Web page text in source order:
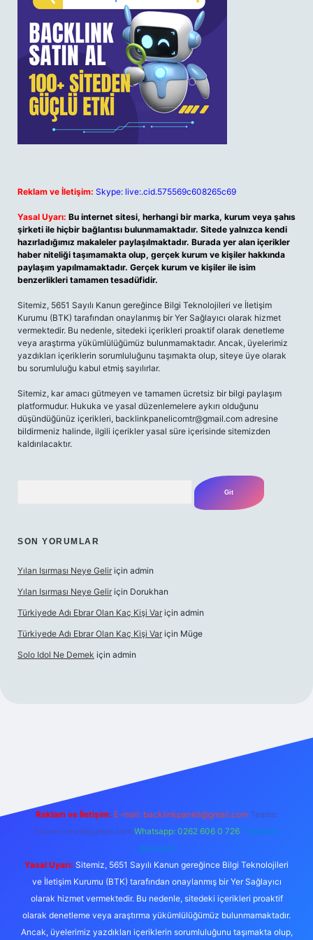
Reklam ve İletişim: Skype: live:.cid.575569c608265c69
Yasal Uyarı: Bu internet sitesi, herhangi bir marka, kurum veya şahıs
şirketi ile hiçbir bağlantısı bulunmamaktadır. Sitede yalnızca kendi
hazırladığımız makaleler paylaşılmaktadır. Burada yer alan içerikler
haber niteliği taşımamakta olup, gerçek kurum ve kişiler hakkında
paylaşım yapılmamaktadır. Gerçek kurum ve kişiler ile isim
benzerlikleri tamamen tesadüfidir.
Sitemiz, 5651 Sayılı Kanun gereğince Bilgi Teknolojileri ve İletişim
Kurumu (BTK) tarafından onaylanmış bir Yer Sağlayıcı olarak hizmet
vermektedir. Bu nedenle, sitedeki içerikleri proaktif olarak denetleme
veya araştırma yükümlülüğümüz bulunmamaktadır. Ancak, üyelerimiz
yazdıkları içeriklerin sorumluluğunu taşımakta olup, siteye üye olarak
bu sorumluluğu kabul etmiş sayılırlar.
Sitemiz, kar amacı gütmeyen ve tamamen ücretsiz bir bilgi paylaşım
platformudur. Hukuka ve yasal düzenlemelere aykırı olduğunu
düşündüğünüz içerikleri, backlinkpanelicomtr@gmail.com adresine
bildirmeniz halinde, ilgili içerikler yasal süre içerisinde sitemizden
kaldırılacaktır.
SON YORUMLAR
Yılan Isırması Neye Gelir için admin
Yılan Isırması Neye Gelir için Dorukhan
Türkiyede Adı Ebrar Olan Kaç Kişi Var için admin
Türkiyede Adı Ebrar Olan Kaç Kişi Var için Müge
Solo Idol Ne Demek için admin
Reklam ve İletişim: E-mail: backlinkpaneli@gmail.com Teams:
forumhizmeti@gmail.com Whatsapp: 0262 606 0 726 Telegram:
@karabul
Yasal Uyarı: Sitemiz, 5651 Sayılı Kanun gereğince Bilgi Teknolojileri
ve İletişim Kurumu (BTK) tarafından onaylanmış bir Yer Sağlayıcı
olarak hizmet vermektedir. Bu nedenle, sitedeki içerikleri proaktif
olarak denetleme veya araştırma yükümlülüğümüz bulunmamaktadır.
Ancak, üyelerimiz yazdıkları içeriklerin sorumluluğunu taşımakta olup,